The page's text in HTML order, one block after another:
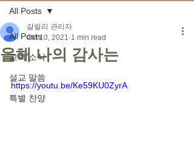
All Posts
교회 소식
설교 말씀
특별 찬양
All Posts
올해 나의 감사는
갈릴리 관리자
Oct 10, 2021 1 min read
https://youtu.be/Ke59KU0ZyrA